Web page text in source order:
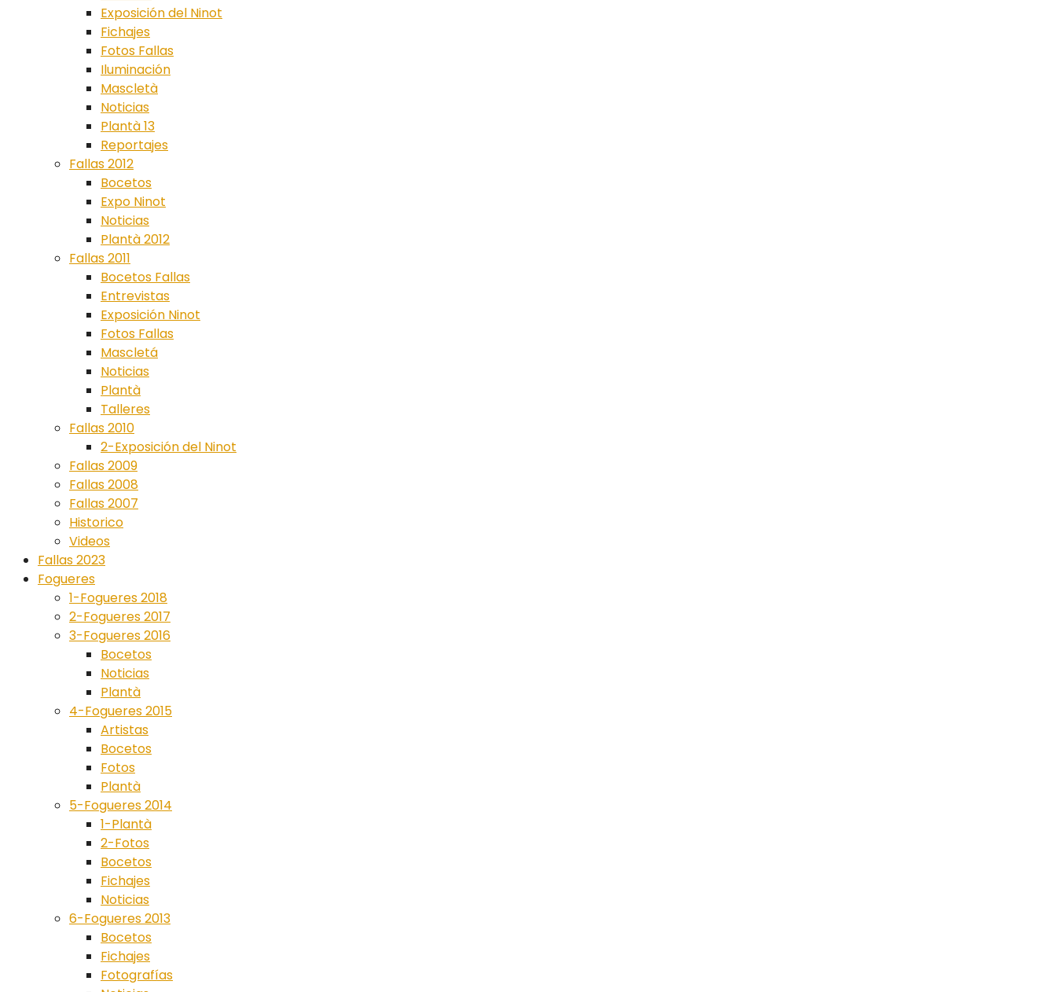
Exposición del Ninot
Fichajes
Fotos Fallas
Iluminación
Mascletà
Noticias
Plantà 13
Reportajes
Fallas 2012
Bocetos
Expo Ninot
Noticias
Plantà 2012
Fallas 2011
Bocetos Fallas
Entrevistas
Exposición Ninot
Fotos Fallas
Mascletá
Noticias
Plantà
Talleres
Fallas 2010
2-Exposición del Ninot
Fallas 2009
Fallas 2008
Fallas 2007
Historico
Videos
Fallas 2023
Fogueres
1-Fogueres 2018
2-Fogueres 2017
3-Fogueres 2016
Bocetos
Noticias
Plantà
4-Fogueres 2015
Artistas
Bocetos
Fotos
Plantà
5-Fogueres 2014
1-Plantà
2-Fotos
Bocetos
Fichajes
Noticias
6-Fogueres 2013
Bocetos
Fichajes
Fotografías